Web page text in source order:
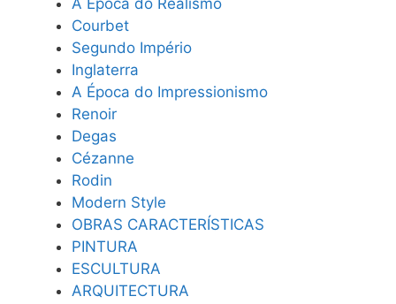
Courbet
Segundo Império
Inglaterra
A Época do Impressionismo
Renoir
Degas
Cézanne
Rodin
Modern Style
OBRAS CARACTERÍSTICAS
PINTURA
ESCULTURA
ARQUITECTURA